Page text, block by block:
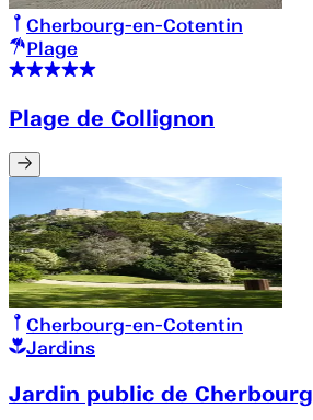
Cherbourg-en-Cotentin
Plage
Plage de Collignon
Cherbourg-en-Cotentin
Jardins
Jardin public de Cherbourg